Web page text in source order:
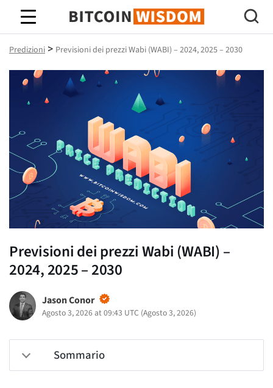
Saggezza Bitcoin
Predizioni > Previsioni dei prezzi Wabi (WABI) – 2024, 2025 – 2030
Previsioni dei prezzi Wabi (WABI) –
2024, 2025 – 2030
Jason Conor
Agosto 3, 2026 at 09:43 UTC (Agosto 3, 2026)
Sommario